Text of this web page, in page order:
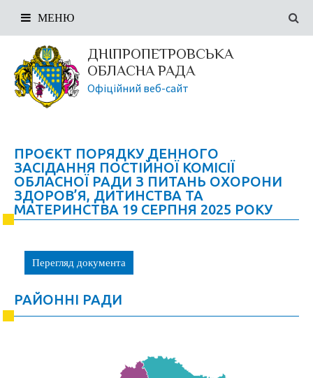
ДНІПРОПЕТРОВСЬКА
ОБЛАСНА РАДА
Офіційний веб-сайт
МЕНЮ
ПРОЄКТ ПОРЯДКУ ДЕННОГО
ЗАСІДАННЯ ПОСТІЙНОЇ КОМІСІЇ
ОБЛАСНОЇ РАДИ З ПИТАНЬ ОХОРОНИ
ЗДОРОВ’Я, ДИТИНСТВА ТА
МАТЕРИНСТВА 19 СЕРПНЯ 2025 РОКУ
Перегляд документа
РАЙОННІ РАДИ